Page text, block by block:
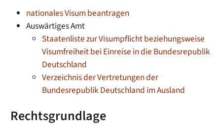
nationales Visum beantragen
Auswärtiges Amt
Staatenliste zur Visumpflicht beziehungsweise
Visumfreiheit bei Einreise in die Bundesrepublik
Deutschland
Verzeichnis der Vertretungen der
Bundesrepublik Deutschland im Ausland
Rechtsgrundlage